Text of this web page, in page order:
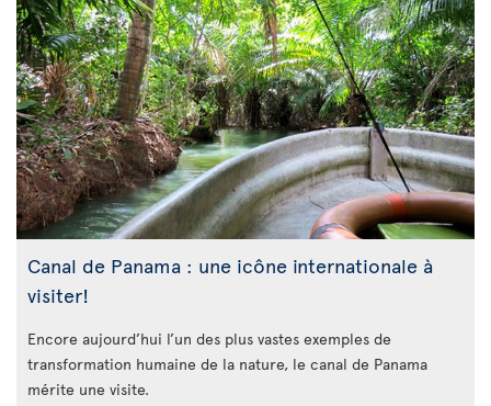
Canal de Panama : une icône internationale à
visiter!
Encore aujourd’hui l’un des plus vastes exemples de
transformation humaine de la nature, le canal de Panama
mérite une visite.